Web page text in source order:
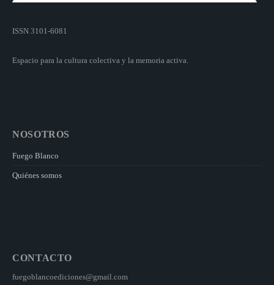
ISSN 3101-6081
Espacio para la cultura colectiva y la memoria activa.
NOSOTROS
Fuego Blanco
Quiénes somos
CONTACTO
fuegoblancoediciones@gmail.com